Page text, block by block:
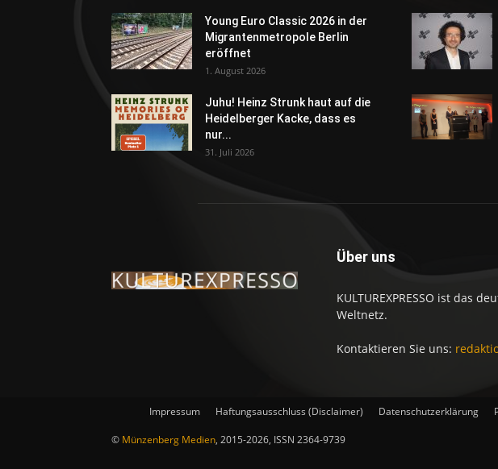
Young Euro Classic 2026 in der
Migrantenmetropole Berlin
eröffnet
1. August 2026
Juhu! Heinz Strunk haut auf die
Heidelberger Kacke, dass es
nur...
31. Juli 2026
Über uns
KULTUREXPRESSO ist das
Weltnetz.
Kontaktieren Sie uns:
Impressum Haftungsausschluss (Disclaimer) Datenschutzerklärung
© Münzenberg Medien, 2015-2026, ISSN 2364-9739